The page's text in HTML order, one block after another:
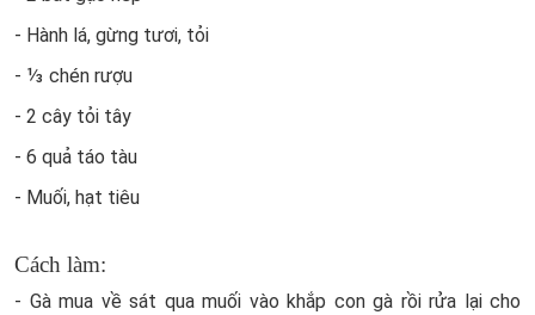
- Hành lá, gừng tươi, tỏi
- ⅓ chén rượu
- 2 cây tỏi tây
- 6 quả táo tàu
- Muối, hạt tiêu
Cách làm:
- Gà mua về sát qua muối vào khắp con gà rồi rửa lại cho